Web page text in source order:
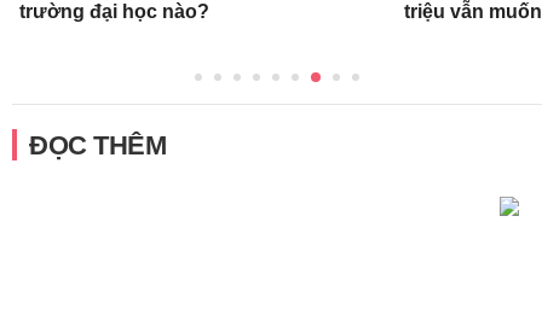
trường đại học nào?
triệu vẫn
ĐỌC THÊM